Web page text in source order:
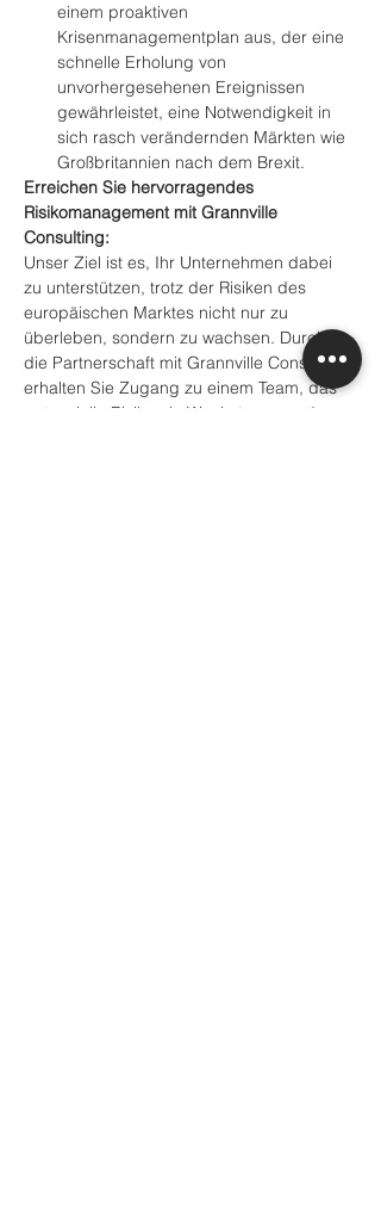
einem proaktiven
Krisenmanagementplan aus, der eine
schnelle Erholung von
unvorhergesehenen Ereignissen
gewährleistet, eine Notwendigkeit in
sich rasch verändernden Märkten wie
Großbritannien nach dem Brexit.
Erreichen Sie hervorragendes
Risikomanagement mit Grannville
Consulting:
Unser Ziel ist es, Ihr Unternehmen dabei
zu unterstützen, trotz der Risiken des
europäischen Marktes nicht nur zu
überleben, sondern zu wachsen. Durch
die Partnerschaft mit Grannville Consulting
erhalten Sie Zugang zu einem Team, das
potenzielle Risiken in Wachstums- und